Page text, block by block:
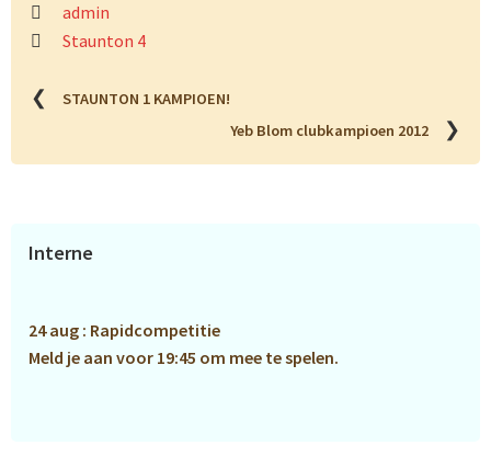
admin
Staunton 4
❮
STAUNTON 1 KAMPIOEN!
Yeb Blom clubkampioen 2012
❯
Primaire
Interne
24 aug : Rapidcompetitie
Meld je aan voor 19:45 om mee te spelen.